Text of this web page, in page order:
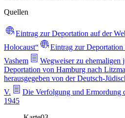
Quellen
Eintrag zur Deportation auf der
Holocaust“
Eintrag zur Deportation
Vashem
Wegweiser zu ehemaligen
Deportation von Hamburg nach
herausgegeben von der Deutsch-
V.
Die Verfolgung und Ermordung
1945